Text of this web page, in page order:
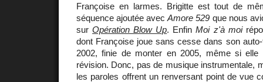
Françoise en larmes. Brigitte est tout de
séquence ajoutée avecAmore 529 que nous
surOpération Blow Up. EnfinMoi z'à moi
dont Françoise joue sans cesse dans son
2002, finie de monter en 2005, même si elle
révision. Donc, pas de musique instrumentale,
les paroles offrent un renversant point de vue